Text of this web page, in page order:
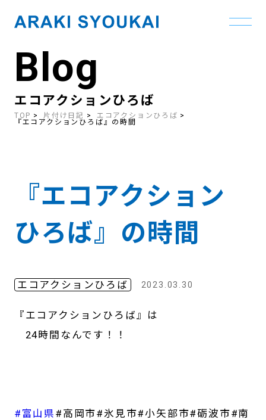
contentBlog
エコアクションひろば
TOP 片付け日記 エコアクションひろば
『エコアクションひろば』の時間
『エコアクション
ひろば』の時間
エコアクションひろば 2023.03.30
『エコアクションひろば』は
24時間なんです！！
#富山県 #高岡市#氷見市#小矢部市#砺波市#南